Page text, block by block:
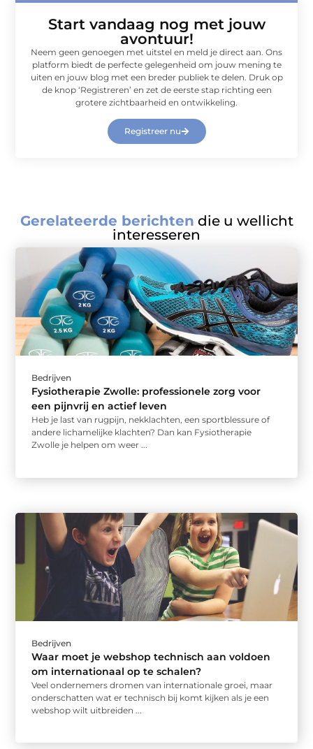
Start vandaag nog met jouw
avontuur!
Neem geen genoegen met uitstel en meld je direct aan. Ons
platform biedt de perfecte gelegenheid om jouw mening te
uiten en jouw blog met een breder publiek te delen. Druk op
de knop ‘Registreren’ en zet de eerste stap richting een
grotere zichtbaarheid en ontwikkeling.
Registreer nu
Gerelateerde berichten die u wellicht
interesseren
Bedrijven
Fysiotherapie Zwolle: professionele zorg voor
een pijnvrij en actief leven
Heb je last van rugpijn, nekklachten, een sportblessure of
andere lichamelijke klachten? Dan kan Fysiotherapie
Zwolle je helpen om weer ...
Bedrijven
Waar moet je webshop technisch aan voldoen
om internationaal op te schalen?
Veel ondernemers dromen van internationale groei, maar
onderschatten wat er technisch bij komt kijken als je een
webshop wilt uitbreiden ...